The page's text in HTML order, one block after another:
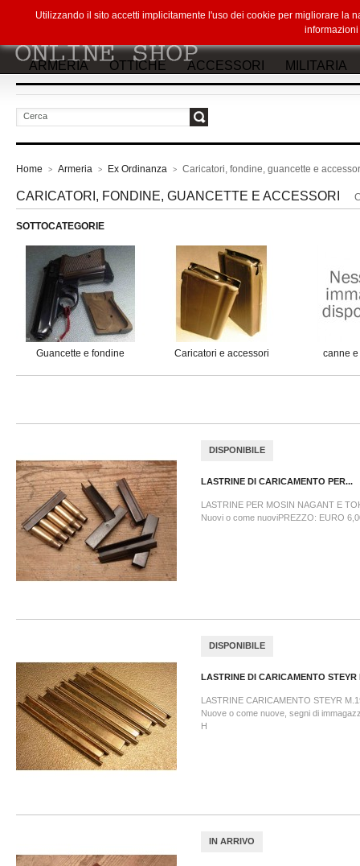
ARMERIA OTTICHE ACCESSORI MILITARIA
Home > Armeria > Ex Ordinanza > Caricatori, fondine, guancette e
CARICATORI, FONDINE, GUANCETTE E ACCESSORI
SOTTOCATEGORIE
Guancette e fondine Caricatori e accessori canne
DISPONIBILE
LASTRINE DI CARICAMENTO PER...
LASTRINE PER MOSIN NAGANT E
Nuovi o come nuoviPREZZO: EURO
DISPONIBILE
LASTRINE DI CARICAMENTO STEYR
LASTRINE CARICAMENTO STEYR
Nuove o come nuove, segni di
H
IN ARRIVO
Utilizzando il sito accetti implicitamente l'uso dei cookie per migliorare la
informazioni